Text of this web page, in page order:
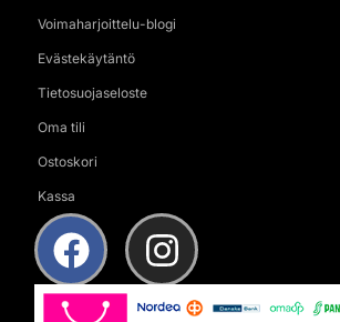
Voimaharjoittelu-blogi
Evästekäytäntö
Tietosuojaseloste
Oma tili
Ostoskori
Kassa